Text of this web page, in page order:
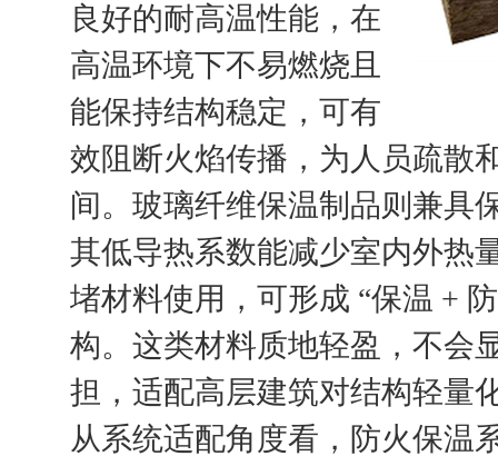
良好的耐高温性能，在
高温环境下不易燃烧且
能保持结构稳定，可有
效阻断火焰传播，为人员疏散
间。玻璃纤维保温制品则兼具
其低导热系数能减少室内外热
堵材料使用，可形成 “保温 +
构。这类材料质地轻盈，不会
担，适配高层建筑对结构轻量
从系统适配角度看，防火保温